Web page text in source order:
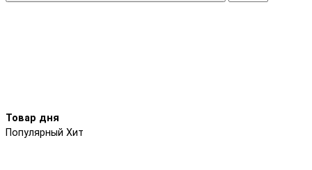
Товар дня
Популярный Хит